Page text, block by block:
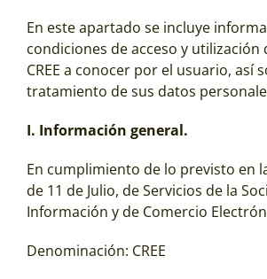
¡Somos noticia!
Transparencia
Contacto
En este apartado se incluye
condiciones de acceso y utilización
CREE a conocer por el usuario, así
tratamiento de sus datos
I. Información general.
En cumplimiento de lo previsto en
de 11 de Julio, de Servicios de la
Información y de Comercio
Denominación: CREE